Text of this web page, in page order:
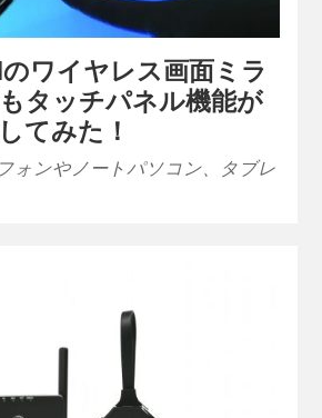
ワイヤレス画面ミラ
タッチパネル機能が
てみた！
ォンやノートパソコン、タブレ